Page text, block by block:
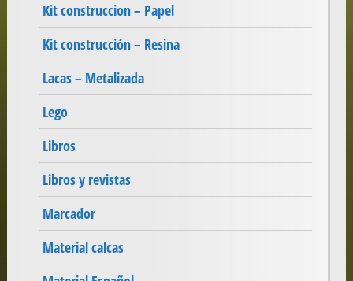
Kit construccion – Papel
Kit construcción – Resina
Lacas – Metalizada
Lego
Libros
Libros y revistas
Marcador
Material calcas